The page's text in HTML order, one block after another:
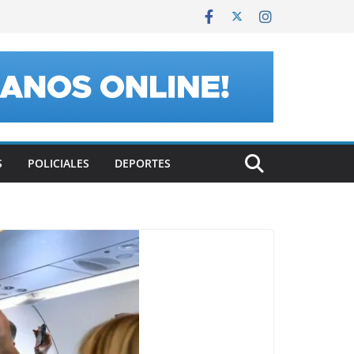
POLICIALES DEPORTES